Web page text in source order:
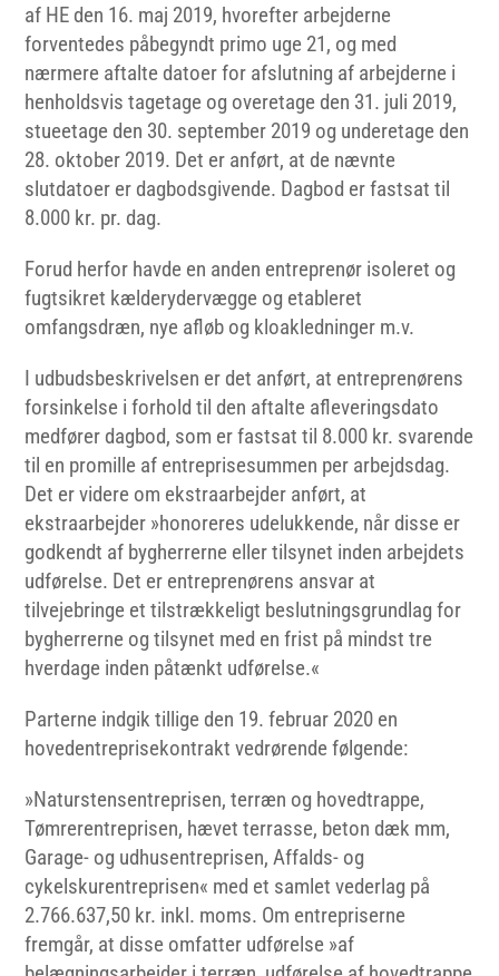
af HE den 16. maj 2019, hvorefter arbejderne
forventedes påbegyndt primo uge 21, og med
nærmere aftalte datoer for afslutning af arbejderne i
henholdsvis tagetage og overetage den 31. juli 2019,
stueetage den 30. september 2019 og underetage den
28. oktober 2019. Det er anført, at de nævnte
slutdatoer er dagbodsgivende. Dagbod er fastsat til
8.000 kr. pr. dag.
Forud herfor havde en anden entreprenør isoleret og
fugtsikret kælderydervægge og etableret
omfangsdræn, nye afløb og kloakledninger m.v.
I udbudsbeskrivelsen er det anført, at entreprenørens
forsinkelse i forhold til den aftalte afleveringsdato
medfører dagbod, som er fastsat til 8.000 kr. svarende
til en promille af entreprisesummen per arbejdsdag.
Det er videre om ekstraarbejder anført, at
ekstraarbejder »honoreres udelukkende, når disse er
godkendt af bygherrerne eller tilsynet inden arbejdets
udførelse. Det er entreprenørens ansvar at
tilvejebringe et tilstrækkeligt beslutningsgrundlag for
bygherrerne og tilsynet med en frist på mindst tre
hverdage inden påtænkt udførelse.«
Parterne indgik tillige den 19. februar 2020 en
hovedentreprisekontrakt vedrørende følgende:
»Naturstensentreprisen, terræn og hovedtrappe,
Tømrerentreprisen, hævet terrasse, beton dæk mm,
Garage- og udhusentreprisen, Affalds- og
cykelskurentreprisen« med et samlet vederlag på
2.766.637,50 kr. inkl. moms. Om entrepriserne
fremgår, at disse omfatter udførelse »af